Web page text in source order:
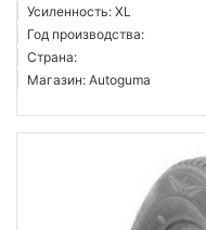
Усиленность: XL
Год производства:
Страна:
Магазин: Autoguma